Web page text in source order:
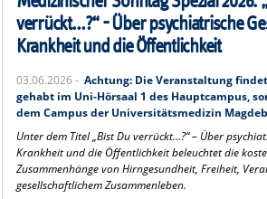
FORSCHUNG
PRESSE
INTERNATIONAL
INTRANET
verrückt…?“ - Über psychiatrische
Krankheit und die Öffentlichkeit
03.06.2026 - Achtung: Die Veranstaltung
gehabt im Uni-Hörsaal 1 des Hauptcampus,
dem Campus der Universitätsmedizin
Unter dem Titel „Bist Du verrückt…?“ – Über
Krankheit und die Öffentlichkeit beleuchtet die
Zusammenhänge von Hirngesundheit, Freiheit,
gesellschaftlichem Zusammenleben.